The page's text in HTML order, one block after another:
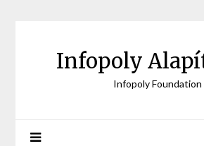
Infopoly
Infopoly Foundation